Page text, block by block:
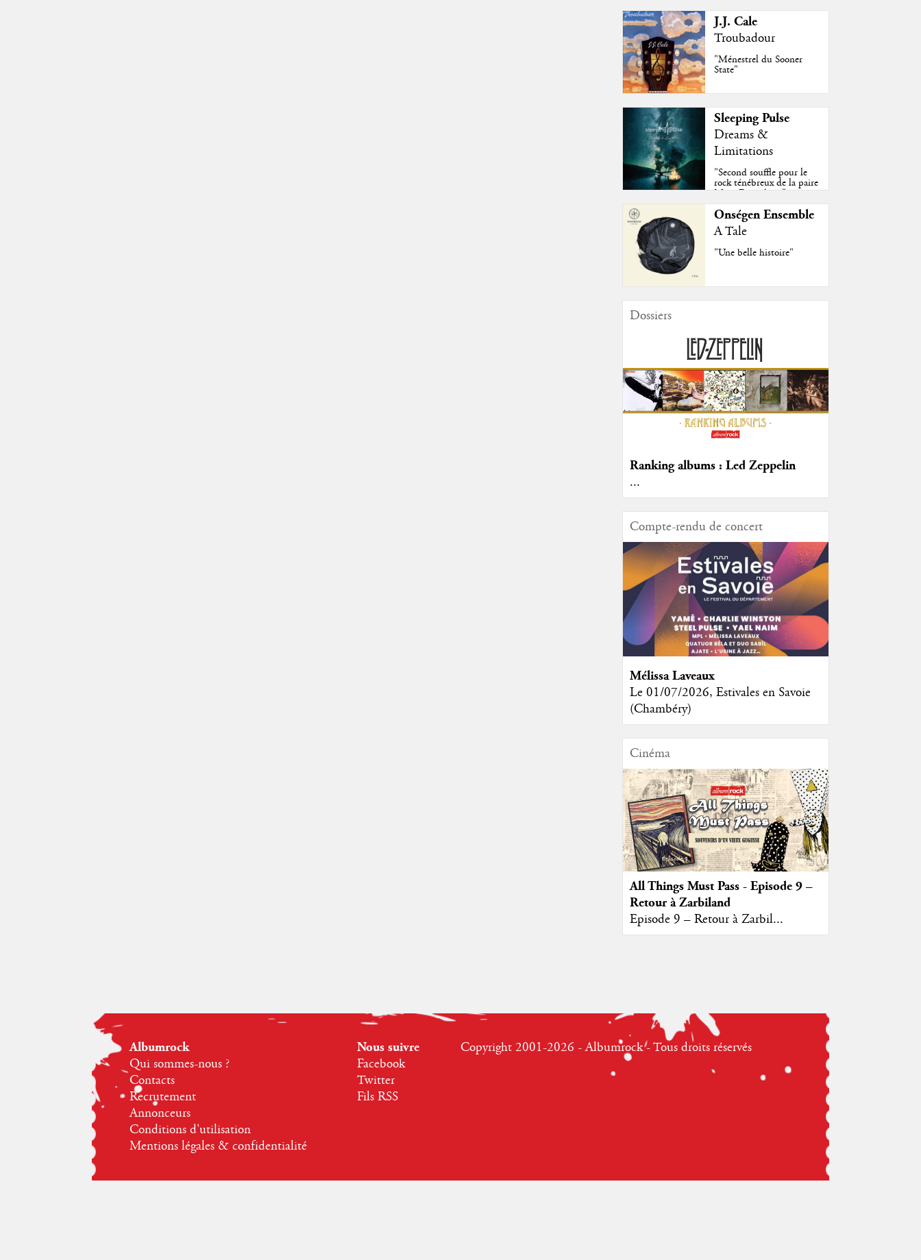
J.J. Cale
Troubadour
"Ménestrel du Sooner
State"
Sleeping Pulse
Dreams &
Limitations
"Second souffle pour le
rock ténébreux de la paire
Moss-Fazendeiro"
Onségen Ensemble
A Tale
"Une belle histoire"
Dossiers
Ranking albums : Led Zeppelin
...
Compte-rendu de concert
Mélissa Laveaux
Le 01/07/2026, Estivales en Savoie
(Chambéry)
Cinéma
All Things Must Pass - Episode 9 –
Retour à Zarbiland
Episode 9 – Retour à Zarbil...
Albumrock
Qui sommes-nous ?
Contacts
Recrutement
Annonceurs
Conditions d'utilisation
Mentions légales & confidentialité
Nous suivre
Facebook
Twitter
Fils RSS
Copyright 2001-2026 - Albumrock - Tous droits réservés